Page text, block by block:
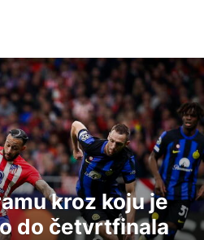
kroz koju je
do četvrtfinala